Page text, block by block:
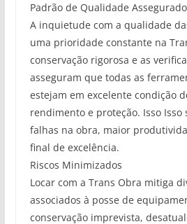
Padrão de Qualidade Assegurado
A inquietude com a qualidade
uma prioridade constante na
conservação rigorosa e as
asseguram que todas as
estejam em excelente condição
rendimento e proteção. Isso Isso
falhas na obra, maior
final de excelência.
Riscos Minimizados
Locar com a Trans Obra mitiga
associados à posse de
conservação imprevista,